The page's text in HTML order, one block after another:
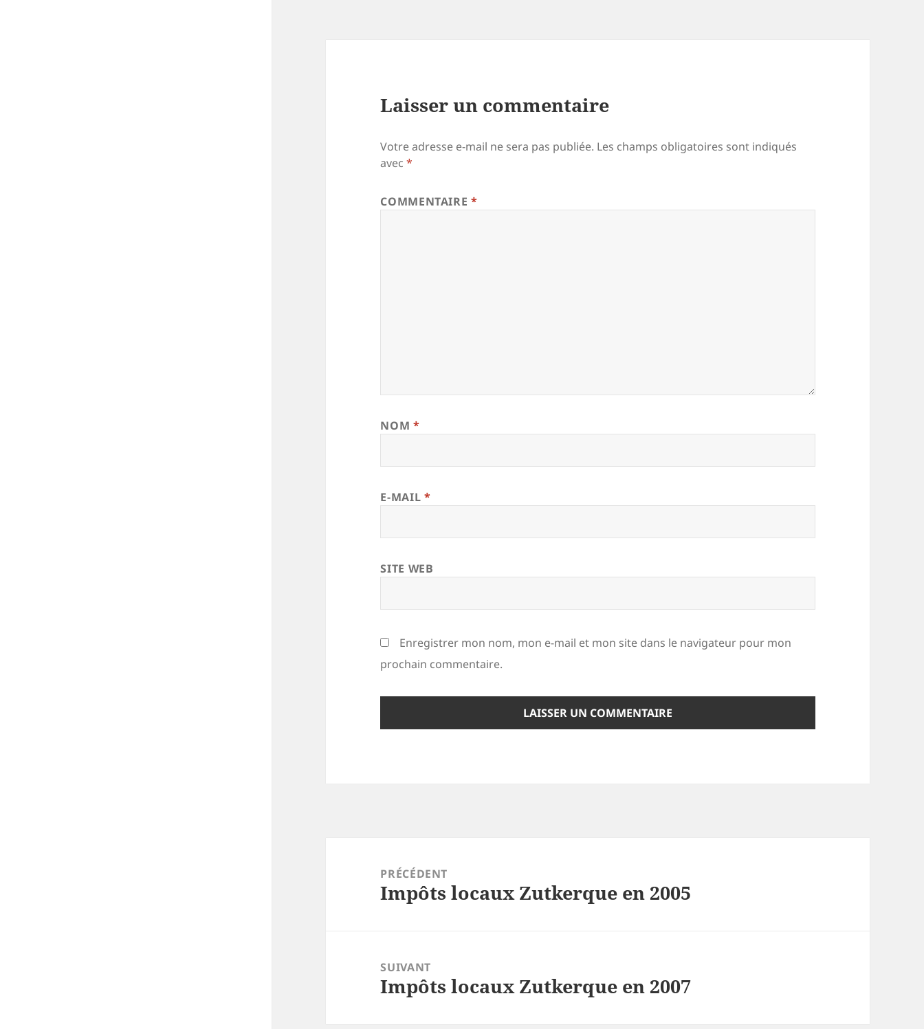
Laisser un commentaire
Votre adresse e-mail ne sera pas publiée. Les champs obligatoires sont indiqués
avec*
COMMENTAIRE*
NOM *
E-MAIL *
SITE WEB
Enregistrer mon nom, mon e-mail et mon site dans le navigateur pour mon
prochain commentaire.
PRÉCÉDENT
Article
Impôts locaux Zutkerque en 2005
SUIVANT
Article
Impôts locaux Zutkerque en 2007